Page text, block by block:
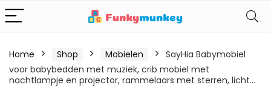
Home Shop Mobielen
SayHia Babymobiel
voor babybedden met muziek, crib mobiel met
nachtlampje en projector, rammelaars met sterren, licht…